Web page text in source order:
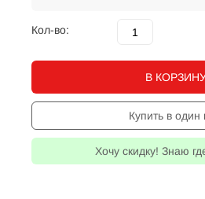
Кол-во:
В
Купить в один
Хочу скидку! Знаю